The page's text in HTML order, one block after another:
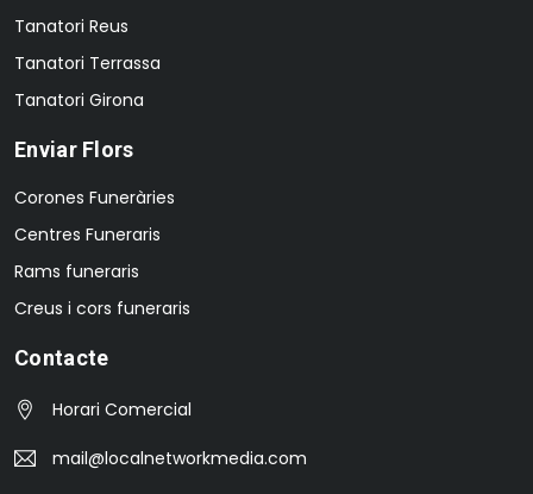
Tanatori Reus
Tanatori Terrassa
Tanatori Girona
Enviar Flors
Corones Funeràries
Centres Funeraris
Rams funeraris
Creus i cors funeraris
Contacte
Horari Comercial
mail@localnetworkmedia.com